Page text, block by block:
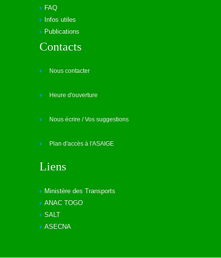
FAQ
Infos utiles
Publications
Contacts
Nous contacter
Heure d'ouverture
Nous écrire / Vos suggestions
Plan d'accès à l'ASAIGE
Liens
Ministère des Transports
ANAC TOGO
SALT
ASECNA